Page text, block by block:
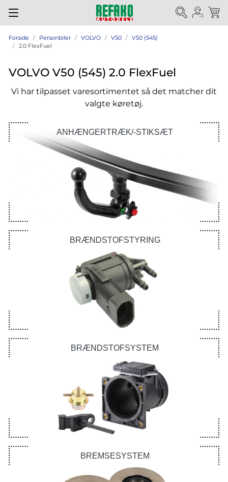
Forside Personbiler VOLVO V50
V50 (545)
2.0 FlexFuel
VOLVO V50 (545) 2.0 FlexFuel
Vi har tilpasset varesortimentet så det matcher dit
valgte køretøj.
ANHÆNGERTRÆK/-STIKSÆT
BRÆNDSTOFSTYRING
BRÆNDSTOFSYSTEM
BREMSESYSTEM